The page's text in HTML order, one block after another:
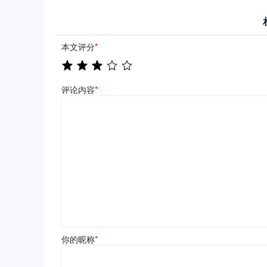
本文评分*
评论内容*
你的昵称*